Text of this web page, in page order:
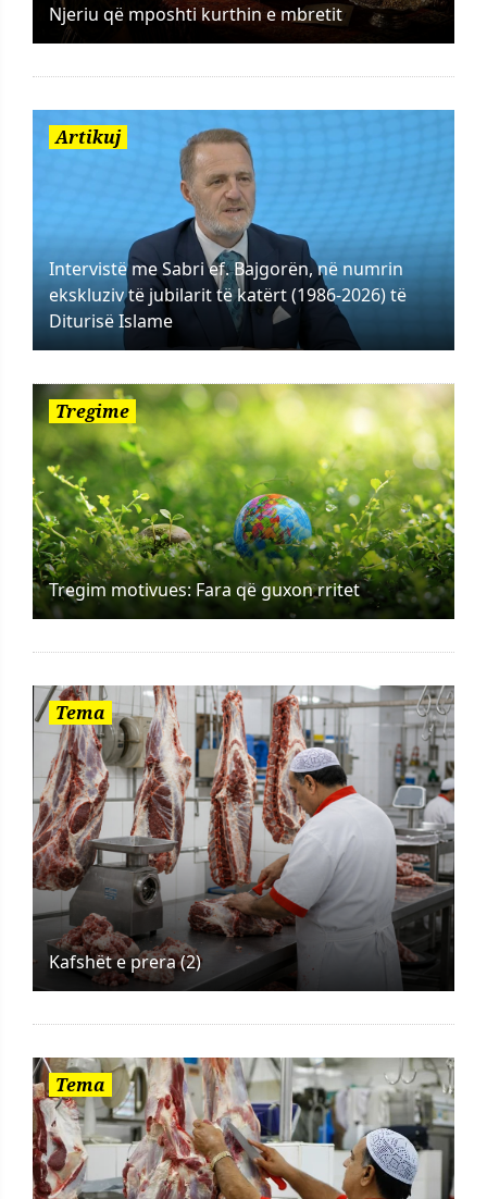
Njeriu që mposhti kurthin e mbretit
Artikuj
Intervistë me Sabri ef. Bajgorën, në numrin
ekskluziv të jubilarit të katërt (1986-2026) të
Diturisë Islame
Tregime
Tregim motivues: Fara që guxon rritet
Tema
Kafshët e prera (2)
Tema